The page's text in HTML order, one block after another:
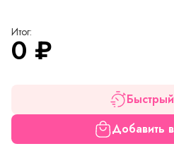
Итог:
0 ₽
Добавить